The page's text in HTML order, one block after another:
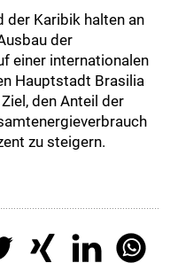
der Karibik halten an
der
einer internationalen
Hauptstadt Brasilia
den Anteil der
zu steigern.